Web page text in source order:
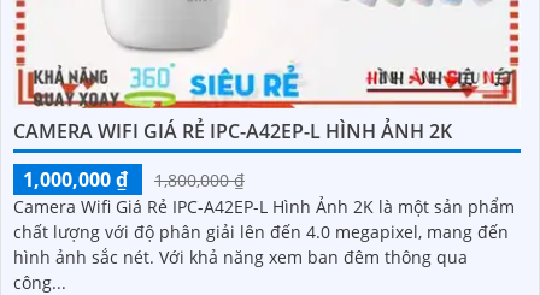
CAMERA WIFI GIÁ RẺ IPC-A42EP-L HÌNH ẢNH 2K
1,000,000 ₫
1,800,000 ₫
Camera Wifi Giá Rẻ IPC-A42EP-L Hình Ảnh 2K là một sản phẩm
chất lượng với độ phân giải lên đến 4.0 megapixel, mang đến
hình ảnh sắc nét. Với khả năng xem ban đêm thông qua
công...